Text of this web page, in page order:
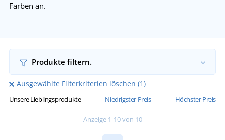
Farben an.
Produkte filtern.
Ausgewählte Filterkriterien löschen (1)
Unsere Lieblingsprodukte Niedrigster Preis Höchster Preis
Anzeige 1-10 von 10